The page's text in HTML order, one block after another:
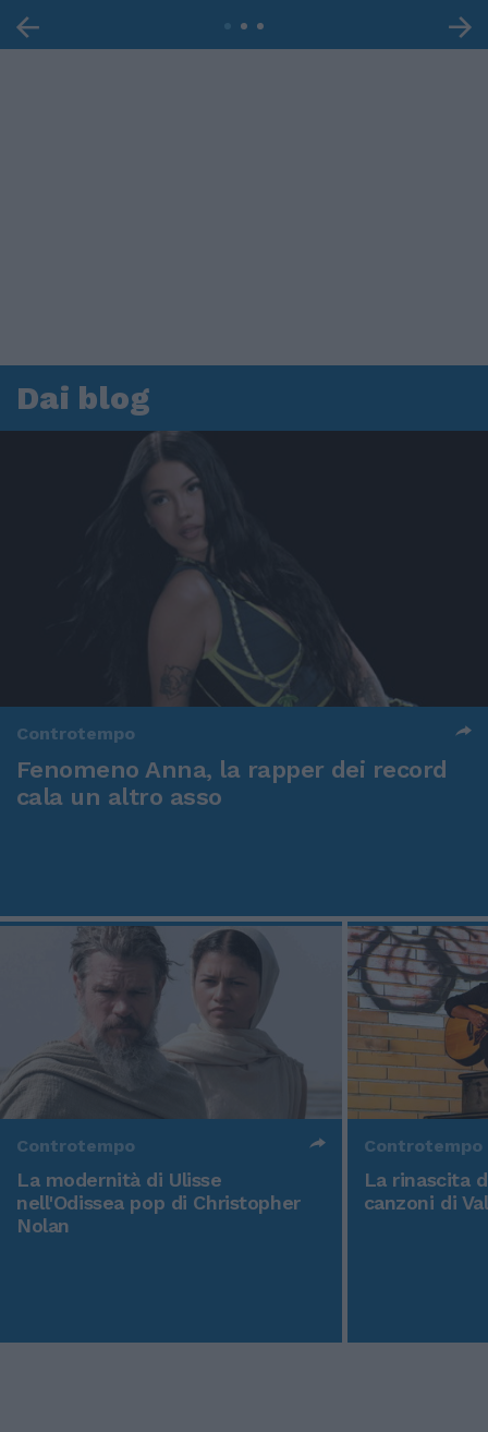
Dai blog
Controtempo
Fenomeno Anna, la rapper dei record
cala un altro asso
Controtempo
La modernità di Ulisse
nell'Odissea pop di Christopher
Nolan
Controtempo
La rinascita
canzoni di